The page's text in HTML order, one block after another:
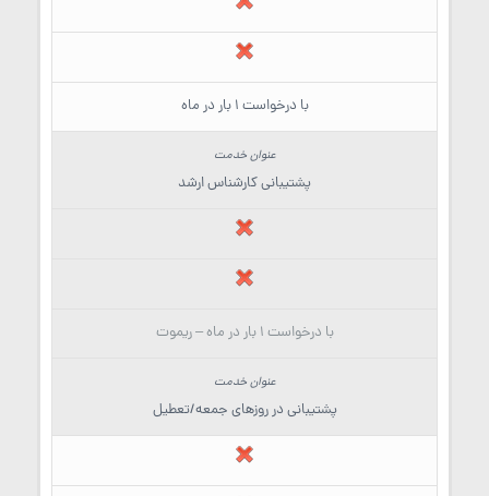
با درخواست 1 بار در ماه
پشتیبانی کارشناس ارشد
با درخواست 1 بار در ماه – ریموت
پشتیبانی در روزهای جمعه/تعطیل